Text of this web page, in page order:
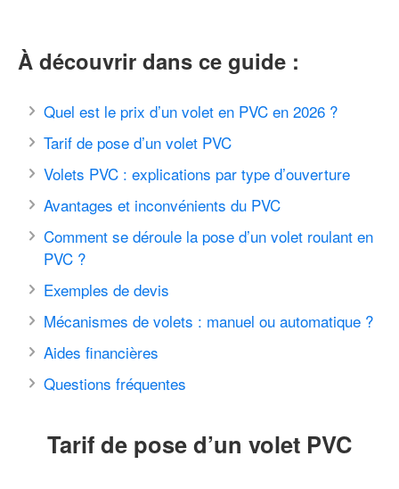
À découvrir dans ce guide :
Quel est le prix d’un volet en PVC en 2026 ?
Tarif de pose d’un volet PVC
Volets PVC : explications par type d’ouverture
Avantages et inconvénients du PVC
Comment se déroule la pose d’un volet roulant en
PVC ?
Exemples de devis
Mécanismes de volets : manuel ou automatique ?
Aides financières
Questions fréquentes
Tarif de pose d’un volet PVC